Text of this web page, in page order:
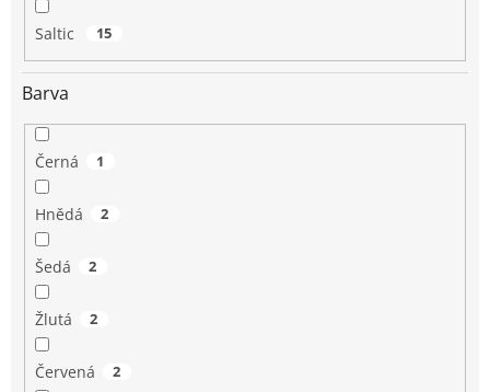
Saltic 15
Barva
Černá 1
Hnědá 2
Šedá 2
Žlutá 2
Červená 2